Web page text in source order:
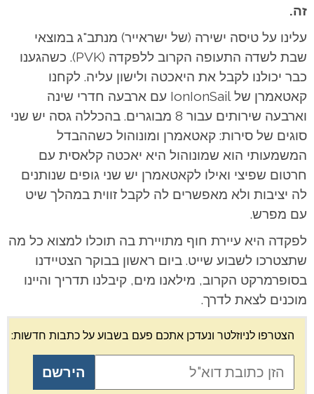
זה.
עלינו על טיסה ישירה (של ישראייר) מנתב"ג במוצאי
שבת לשדה התעופה הקרוב ללפקדה (PVK). כשהגענו
כבר יכולנו לקבל את היאכטה ולישון עליה. לקחנו
קאטאמרן של IonIonSail עם ארבעה חדרי שינה
וארבעה שירותים עבור 8 מבוגרים. בהכללה גסה יש שני
סוגים של סירות: קאטאמרן ומונוהול כשההבדל
המשמעותי הוא שמונוהול היא יאכטה קלאסית עם
חרטום שפיצי ואילו לקאטאמרן יש שני גופים שנותנים
לה יציבות ולא מאפשרים לה לקבל זווית במהלך שיט
עם מפרש.
לפקדה היא עיירת חוף מתויירת בה תוכלו למצוא כל מה
שתצטרכו לשבוע שייט. ביום ראשון בבוקר הצטיידנו
בסופרמרקט הקרוב, מילאנו מים, קיבלנו תדריך והיינו
מוכנים לצאת לדרך.
הצטרפו לניוזלטר ונעדכן אתכם פעם בשבוע על כתבות חדשות: